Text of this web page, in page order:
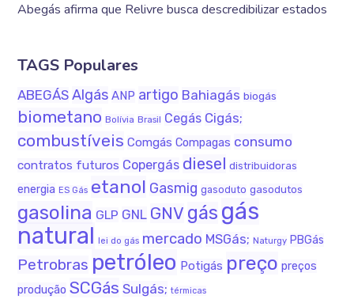
Abegás afirma que Relivre busca descredibilizar estados
TAGS Populares
ABEGÁS Algás ANP artigo Bahiagás biogás
biometano Bolívia Brasil Cegás Cigás;
combustíveis Comgás Compagas consumo
contratos futuros Copergás diesel distribuidoras
energia ES Gás etanol Gasmig gasoduto gasodutos
gasolina GLP GNL GNV gás gás
natural lei do gás mercado MSGás; Naturgy PBGás
Petrobras petróleo Potigás preço preços
produção SCGás Sulgás; térmicas